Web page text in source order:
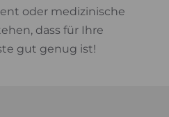
oder medizinische
dass für Ihre
gut genug ist!